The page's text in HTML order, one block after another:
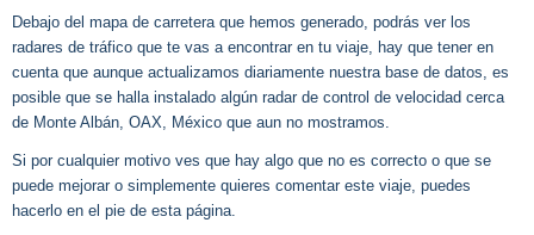
Debajo del mapa de carretera que hemos generado, podrás ver los
radares de tráfico que te vas a encontrar en tu viaje, hay que tener en
cuenta que aunque actualizamos diariamente nuestra base de datos, es
posible que se halla instalado algún radar de control de velocidad cerca
de Monte Albán, OAX, México que aun no mostramos.
Si por cualquier motivo ves que hay algo que no es correcto o que se
puede mejorar o simplemente quieres comentar este viaje, puedes
hacerlo en el pie de esta página.